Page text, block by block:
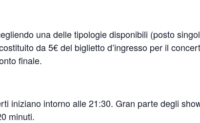
una delle tipologie disponibili (posto
da 5€ del biglietto d’ingresso per il
finale.
iniziano intorno alle 21:30. Gran parte degli
minuti.